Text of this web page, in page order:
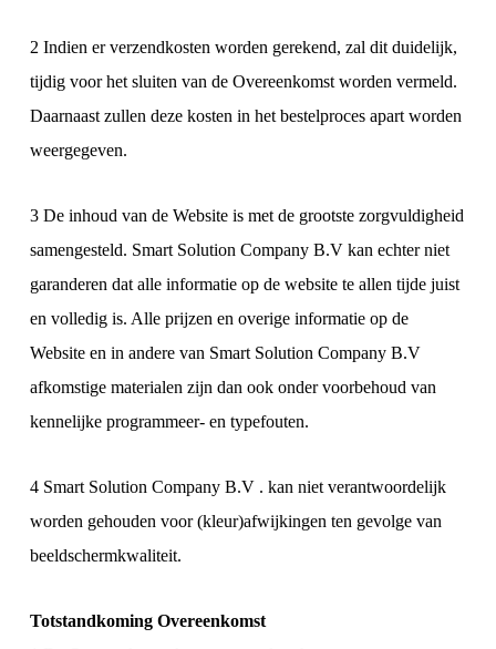
2 Indien er verzendkosten worden gerekend, zal dit duidelijk,
tijdig voor het sluiten van de Overeenkomst worden vermeld.
Daarnaast zullen deze kosten in het bestelproces apart worden
weergegeven.
3 De inhoud van de Website is met de grootste zorgvuldigheid
samengesteld. Smart Solution Company B.V kan echter niet
garanderen dat alle informatie op de website te allen tijde juist
en volledig is. Alle prijzen en overige informatie op de
Website en in andere van Smart Solution Company B.V
afkomstige materialen zijn dan ook onder voorbehoud van
kennelijke programmeer- en typefouten.
4 Smart Solution Company B.V . kan niet verantwoordelijk
worden gehouden voor (kleur)afwijkingen ten gevolge van
beeldschermkwaliteit.
Totstandkoming Overeenkomst